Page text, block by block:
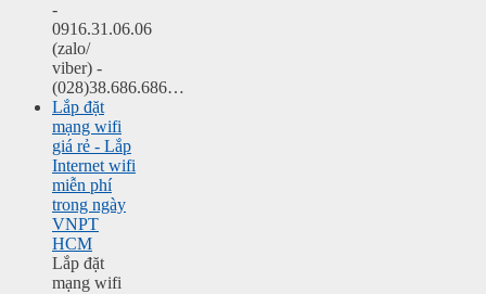
-
0916.31.06.06
(zalo/
viber) -
(028)38.686.686…
Lắp đặt
mạng wifi
giá rẻ - Lắp
Internet wifi
miễn phí
trong ngày
VNPT
HCM
Lắp đặt
mạng wifi